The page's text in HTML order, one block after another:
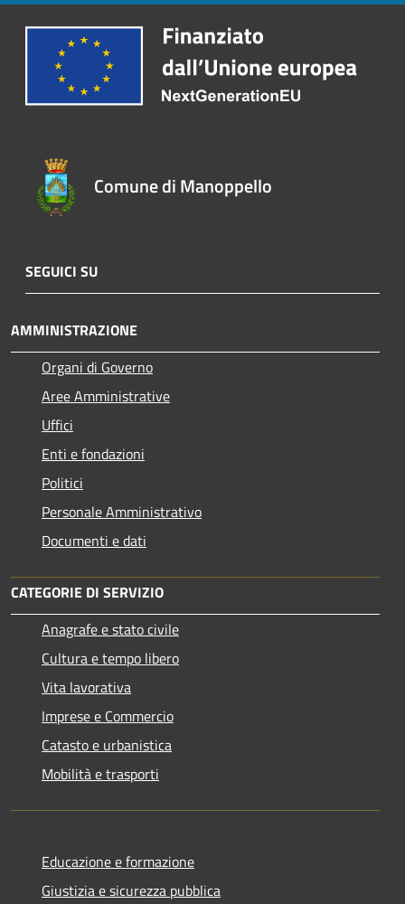
Comune di Manoppello
SEGUICI SU
AMMINISTRAZIONE
Organi di Governo
Aree Amministrative
Uffici
Enti e fondazioni
Politici
Personale Amministrativo
Documenti e dati
CATEGORIE DI SERVIZIO
Anagrafe e stato civile
Cultura e tempo libero
Vita lavorativa
Imprese e Commercio
Catasto e urbanistica
Mobilità e trasporti
Educazione e formazione
Giustizia e sicurezza pubblica